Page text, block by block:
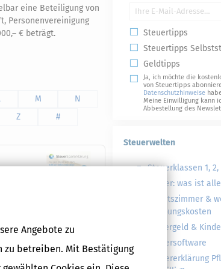
Angebote zu
betreiben. Mit Bestätigung
eine Beteiligung von
Personenvereinigung
€ beträgt.
M
N
Z #
Steuertipps
Steuertipps
Geldtipps
Ja, ich möchte die
von Steuertipps
Datenschutzhinweise
Meine Einwilligung kann
Abbestellung des
Steuerwelten
Steuerklassen 1, 2,
Steuer: was ist
Arbeitszimmer &
Werbungskosten
Kindergeld &
Steuersoftware
Steuererklärung